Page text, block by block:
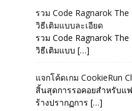
รวม Code Ragnarok
วิธีเติมแบบละเอียด
รวม Code Ragnarok
วิธีเติมแบบ […]
แจกโค้ดเกม CookieRun
สิ้นสุดการรอคอยสำหรับแ
ร้างปรากฏการ […]